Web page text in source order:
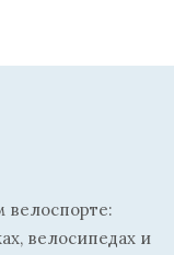
велоспорте:
велосипедах и